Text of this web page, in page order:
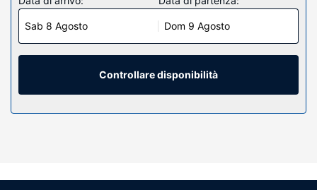
contatto con il mondo. I comfort includono tende oscuranti
e un materasso futon extra (con supplemento) su richiesta,
mentre le pulizie sono eseguite tutti i giorni.
giardino da dove potrai ammirare il paesaggio.
Sab 8 Agosto Dom 9 Agosto
Controllare disponibilità